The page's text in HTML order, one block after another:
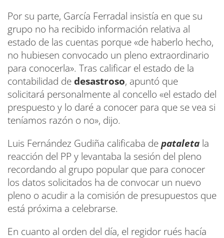
Por su parte, García Ferradal insistía en que su
grupo no ha recibido información relativa al
estado de las cuentas porque «de haberlo hecho,
no hubiesen convocado un pleno extraordinario
para conocerla». Tras calificar el estado de la
contabilidad de desastroso, apuntó que
solicitará personalmente al concello «el estado del
prespuesto y lo daré a conocer para que se vea si
teníamos razón o no», dijo.
Luis Fernández Gudiña calificaba depataleta la
reacción del PP y levantaba la sesión del pleno
recordando al grupo popular que para conocer
los datos solicitados ha de convocar un nuevo
pleno o acudir a la comisión de presupuestos que
está próxima a celebrarse.
En cuanto al orden del día, el regidor rués hacía